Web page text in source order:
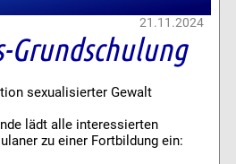
21.11.2024
Grundschulung
sexualisierter Gewalt
lädt alle interessierten
zu einer Fortbildung ein: